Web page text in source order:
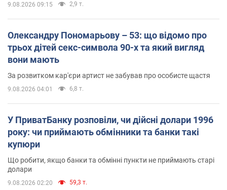
9.08.2026 09:15 2,9 т.
Олександру Пономарьову – 53: що відомо про
трьох дітей секс-символа 90-х та який вигляд
вони мають
За розвитком кар'єри артист не забував про особисте щастя
9.08.2026 04:01 6,8 т.
У ПриватБанку розповіли, чи дійсні долари 1996
року: чи приймають обмінники та банки такі
купюри
Що робити, якщо банки та обмінні пункти не приймають старі
долари
9.08.2026 02:20 59,3 т.